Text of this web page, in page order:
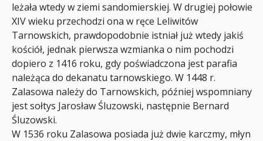
leżała wtedy w ziemi sandomierskiej. W drugiej połowie
XIV wieku przechodzi ona w ręce Leliwitów
Tarnowskich, prawdopodobnie istniał już wtedy jakiś
kościół, jednak pierwsza wzmianka o nim pochodzi
dopiero z 1416 roku, gdy poświadczona jest parafia
należąca do dekanatu tarnowskiego. W 1448 r.
Zalasowa należy do Tarnowskich, później wspomniany
jest sołtys Jarosław Śluzowski, następnie Bernard
Śluzowski.
W 1536 roku Zalasowa posiada już dwie karczmy, młyn